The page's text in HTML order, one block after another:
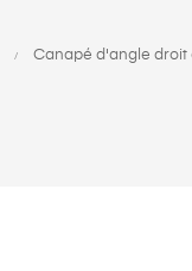
Canapé d'angle